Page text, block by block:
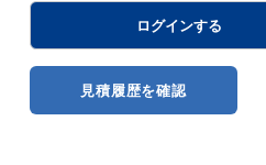
見積履歴を確認